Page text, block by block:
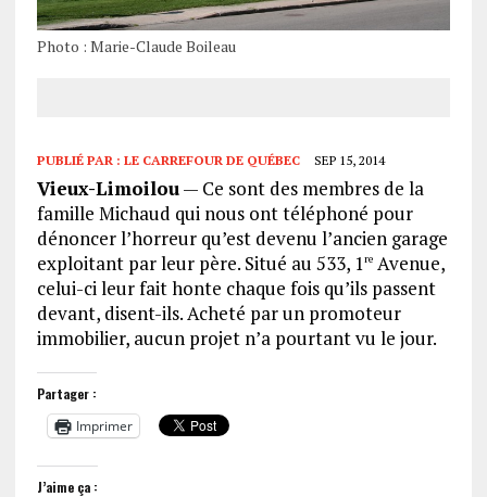
Photo : Marie-Claude Boileau
PUBLIÉ PAR : LE CARREFOUR DE QUÉBEC SEP 15, 2014
Vieux-Limoilou— Ce sont des membres de la
famille Michaud qui nous ont téléphoné pour
dénoncer l’horreur qu’est devenu l’ancien garage
exploitant par leur père. Situé au 533, 1reAvenue,
celui-ci leur fait honte chaque fois qu’ils passent
devant, disent-ils. Acheté par un promoteur
immobilier, aucun projet n’a pourtant vu le jour.
Partager :
Imprimer
J’aime ça :